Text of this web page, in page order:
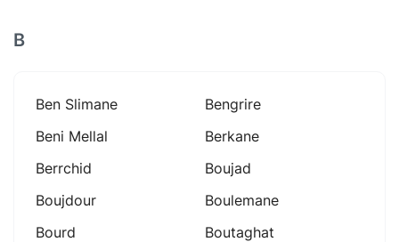
B
Ben Slimane
Bengrire
Beni Mellal
Berkane
Berrchid
Boujad
Boujdour
Boulemane
Bourd
Boutaghat